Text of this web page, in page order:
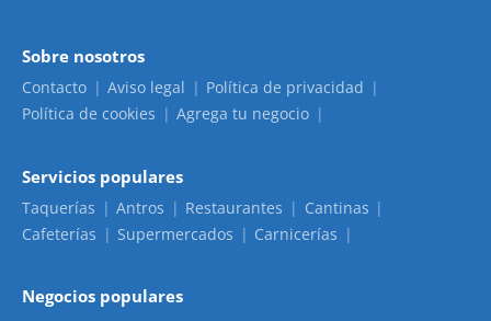
Sobre nosotros
Contacto Aviso legal
Política de privacidad
Política de cookies
Agrega tu negocio
Servicios populares
Taquerías Antros Restaurantes
Cantinas
Cafeterías
Supermercados Carnicerías
Negocios populares